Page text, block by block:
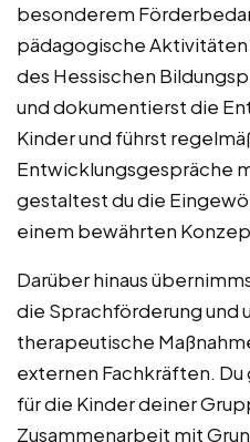
besonderem
pädagogische
des Hessischen
und dokumentierst die
Kinder und führst
Entwicklungsgespräche
gestaltest du die
einem bewährten
Darüber hinaus
die Sprachförderung und
therapeutische
externen Fachkräften.
für die Kinder deiner
Zusammenarbeit mit